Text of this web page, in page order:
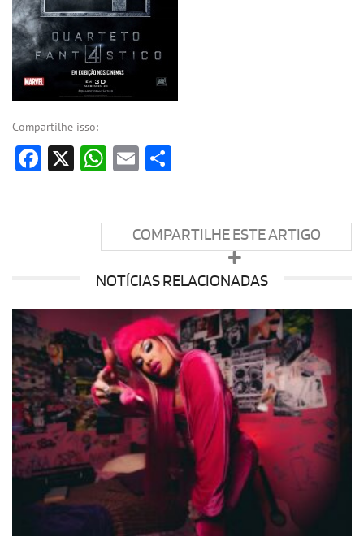
Compartilhe isso:
Facebook
X WhatsApp
Email
COMPARTILHE ESTE ARTIGO
NOTÍCIAS RELACIONADAS